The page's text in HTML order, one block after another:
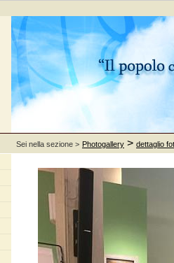
Sei nella sezione > Photogallery > dettaglio